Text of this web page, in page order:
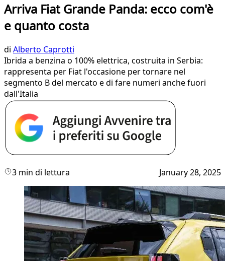
Arriva Fiat Grande Panda: ecco com'è
e quanto costa
di Alberto Caprotti
Ibrida a benzina o 100% elettrica, costruita in Serbia:
rappresenta per Fiat l'occasione per tornare nel
segmento B del mercato e di fare numeri anche fuori
dall'Italia
3 min di lettura January 28, 2025